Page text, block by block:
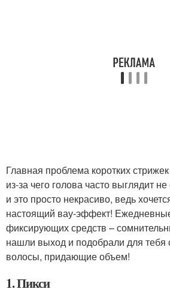
Главная проблема коротких
из-за чего голова часто выглядит
и это просто некрасиво, ведь
настоящий вау-эффект!
фиксирующих средств –
нашли выход и подобрали для тебя
волосы, придающие объем!
1. Пикси